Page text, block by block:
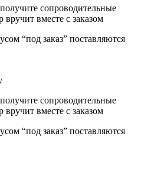
сопроводительные
вместе с заказом
“под заказ” поставляются
сопроводительные
вместе с заказом
“под заказ” поставляются